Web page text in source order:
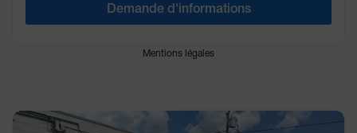
Demande d'informations
Mentions légales